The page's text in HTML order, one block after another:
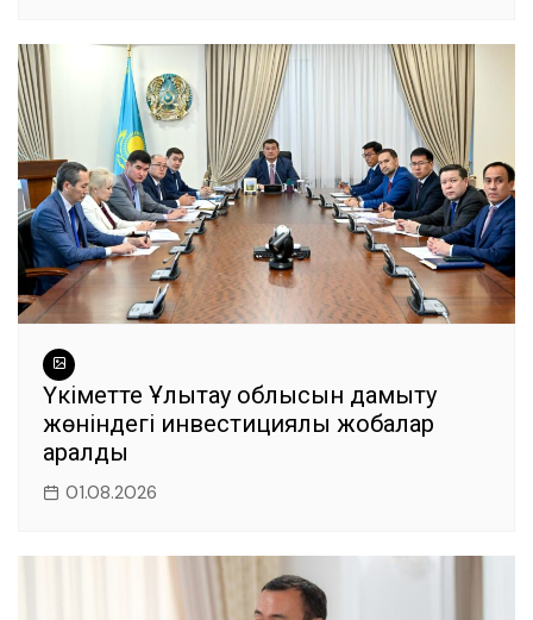
Үкіметте Ұлытау облысын дамыту
жөніндегі инвестициялық жобалар
қаралды
01.08.2026